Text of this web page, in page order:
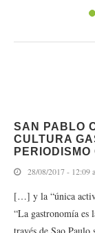
SAN PABLO
CULTURA
28/08/2017 - 12:09
[…] y la “única
“La gastronomía es
través de Sao